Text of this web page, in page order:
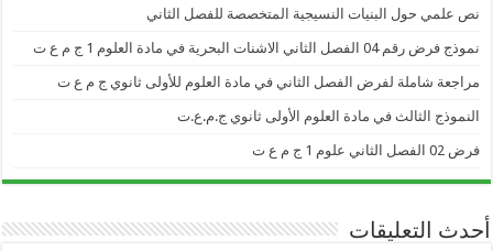
نص علمي حول البنيات النسيجية المتخصصة للفصل الثاني
نموذج فرض رقم 04 الفصل الثاني الاشنات البحرية في مادة العلوم 1 ج م ع ت
مراجعة شاملة لفرض الفصل الثاني في مادة العلوم للأولى ثانوي ج م ع ت
النموذج الثالث في مادة العلوم الأولى ثانوي ج.م.ع.ت
فرض 02 الفصل الثاني علوم 1 ج م ع ت
أحدث التعليقات